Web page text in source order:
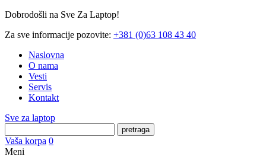
Dobrodošli na Sve Za Laptop!
Za sve informacije pozovite: +381 (0)63 108 43 40
Naslovna
O nama
Vesti
Servis
Kontakt
Sve za laptop
pretraga
Vaša korpa 0
Meni